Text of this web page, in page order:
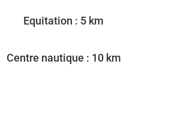
Equitation : 5 km
Centre nautique : 10 km